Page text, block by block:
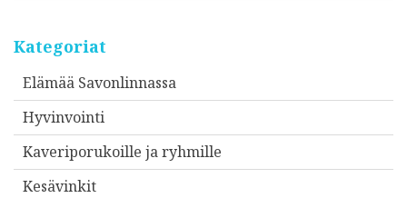
Kategoriat
Elämää Savonlinnassa
Hyvinvointi
Kaveriporukoille ja ryhmille
Kesävinkit